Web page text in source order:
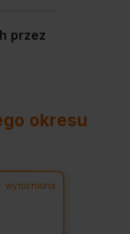
przez
okresu
wyróżniona